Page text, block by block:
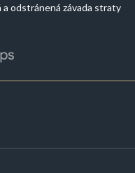
odstránená závada straty